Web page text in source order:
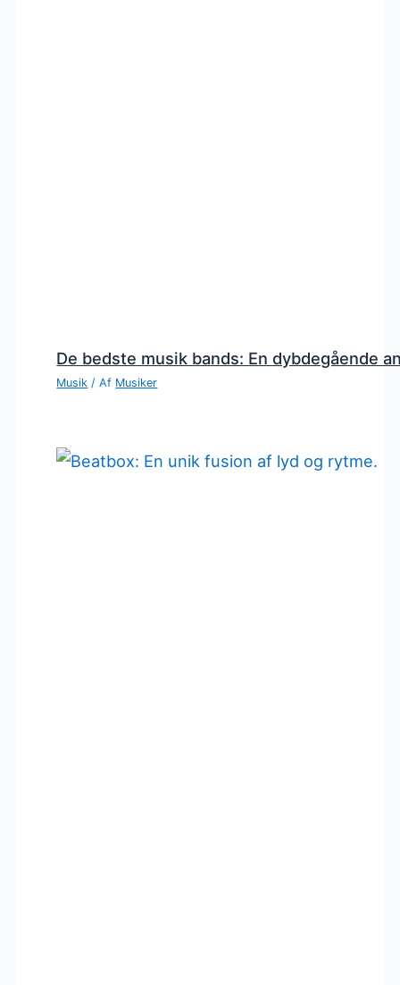
De bedste musik bands: En dybdegående
Musik / Af Musiker